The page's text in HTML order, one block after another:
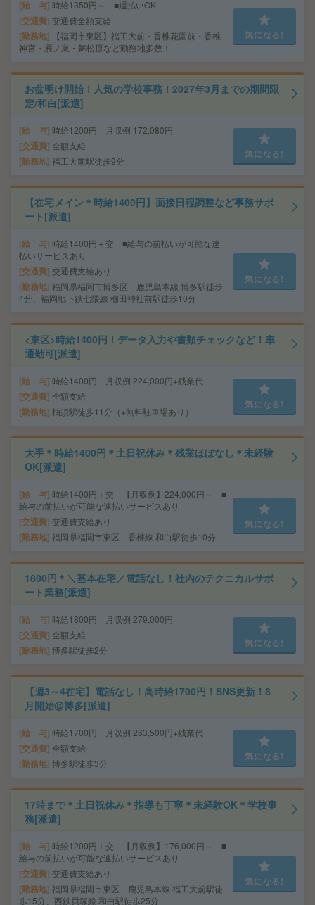
給 与 時給1350円～ ■週払いOK
交通費 交通費全額支給
勤務地
【福岡市東区】福工大前・香椎花園前・香椎
神宮・雁ノ巣・舞松原など勤務地多数！
気になる!
お盆明け開始！人気の学校事務！2027年3月までの期間限
定/和白[派遣]
給 与 時給1200円 月収例 172,080円
交通費 全額支給
勤務地 福工大前駅徒歩9分
気になる!
【在宅メイン＊時給1400円】面接日程調整など事務サポ
ート[派遣]
給 与 時給1400円＋交 ■給与の前払いが可能な速
払いサービスあり
交通費 交通費支給あり
勤務地 福岡県福岡市博多区 鹿児島本線 博多駅徒歩
4分、福岡地下鉄七隈線 櫛田神社前駅徒歩10分
気になる!
<東区>時給1400円！データ入力や書類チェックなど！車
通勤可[派遣]
給 与 時給1400円 月収例 224,000円+残業代
交通費 全額支給
勤務地 柚須駅徒歩11分（※無料駐車場あり）
気になる!
大手＊時給1400円＊土日祝休み＊残業ほぼなし＊未経験
OK[派遣]
給 与 時給1400円＋交 【月収例】224,000円～ ■
給与の前払いが可能な速払いサービスあり
交通費 交通費支給あり
勤務地 福岡県福岡市東区 香椎線 和白駅徒歩10分
気になる!
1800円＊＼基本在宅／電話なし！社内のテクニカルサポ
ート業務[派遣]
給 与 時給1800円 月収例 279,000円
交通費 全額支給
勤務地 博多駅徒歩2分
気になる!
【週3～4在宅】電話なし！高時給1700円！SNS更新！8
月開始@博多[派遣]
給 与 時給1700円 月収例 263,500円+残業代
交通費 全額支給
勤務地 博多駅徒歩3分
気になる!
17時まで＊土日祝休み＊指導も丁寧＊未経験OK＊学校事
務[派遣]
給 与 時給1200円＋交 【月収例】176,000円～ ■
給与の前払いが可能な速払いサービスあり
交通費 交通費支給あり
勤務地 福岡県福岡市東区 鹿児島本線 福工大前駅徒
歩15分、西鉄貝塚線 和白駅徒歩25分
気になる!